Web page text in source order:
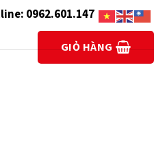
0962.601.147
GIỎ HÀNG